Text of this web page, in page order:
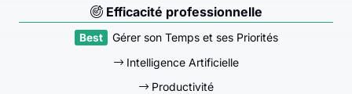
Efficacité professionnelle
Gérer son Temps et ses Priorités
Intelligence Artificielle
Productivité